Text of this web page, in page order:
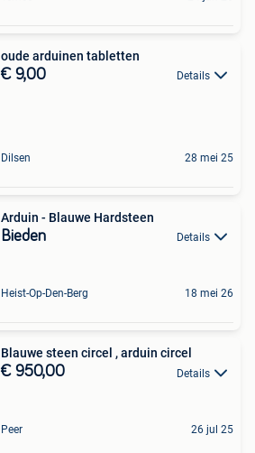
oude arduinen tabletten
€ 9,00 Details
Dilsen 28 mei 25
Arduin - Blauwe Hardsteen
Bieden Details
Heist-Op-Den-Berg 18 mei 26
Blauwe steen circel , arduin circel
€ 950,00 Details
Peer 26 jul 25